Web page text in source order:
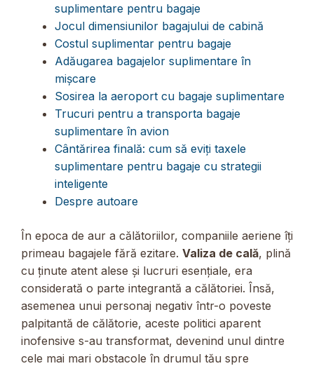
suplimentare pentru bagaje
Jocul dimensiunilor bagajului de cabină
Costul suplimentar pentru bagaje
Adăugarea bagajelor suplimentare în
mișcare
Sosirea la aeroport cu bagaje suplimentare
Trucuri pentru a transporta bagaje
suplimentare în avion
Cântărirea finală: cum să eviți taxele
suplimentare pentru bagaje cu strategii
inteligente
Despre autoare
În epoca de aur a călătoriilor, companiile aeriene îți
primeau bagajele fără ezitare. Valiza de cală, plină
cu ținute atent alese și lucruri esențiale, era
considerată o parte integrantă a călătoriei. Însă,
asemenea unui personaj negativ într-o poveste
palpitantă de călătorie, aceste politici aparent
inofensive s-au transformat, devenind unul dintre
cele mai mari obstacole în drumul tău spre